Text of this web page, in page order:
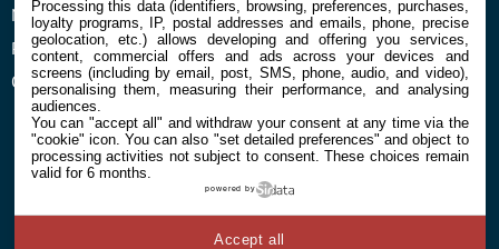
Mentions légales et CGU
Préférences Cookies
Qui sommes nous
Processing this data (identifiers, browsing, preferences, purchases,
loyalty programs, IP, postal addresses and emails, phone, precise
geolocation, etc.) allows developing and offering you services,
content, commercial offers and ads across your devices and
screens (including by email, post, SMS, phone, audio, and video),
personalising them, measuring their performance, and analysing
audiences.
You can "accept all" and withdraw your consent at any time via the
"cookie" icon. You can also "set detailed preferences" and object to
processing activities not subject to consent. These choices remain
valid for 6 months.
powered by
Accept all